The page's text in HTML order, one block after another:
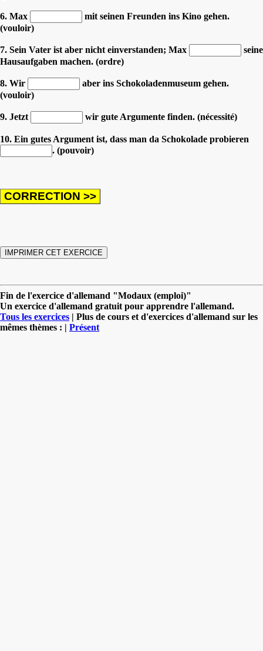
6. Max
mit seinen Freunden ins Kino gehen.
(vouloir)
7. Sein Vater ist aber nicht einverstanden; Max
seine
Hausaufgaben machen. (ordre)
8. Wir
aber ins Schokoladenmuseum gehen.
(vouloir)
9. Jetzt wir gute Argumente finden. (nécessité)
10. Ein gutes Argument ist, dass man da Schokolade probieren
. (pouvoir)
Fin de l'exercice d'allemand "Modaux (emploi)"
Un exercice d'allemand gratuit pour apprendre l'allemand.
Tous les exercices | Plus de cours et d'exercices d'allemand sur les
mêmes thèmes : | Présent